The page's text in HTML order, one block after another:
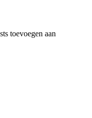
toevoegen aan